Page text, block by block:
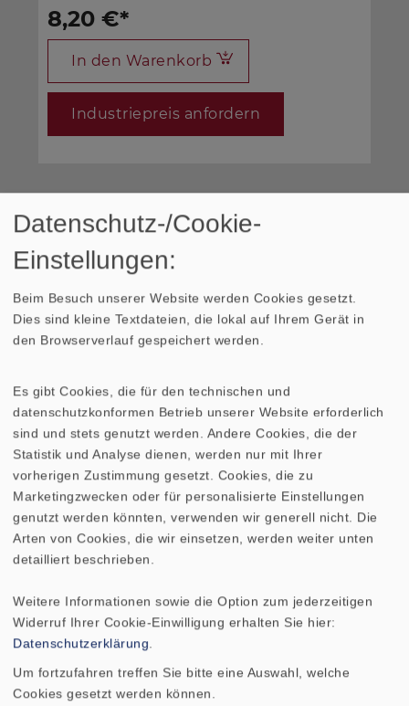
8,20 €*
In den Warenkorb
Industriepreis anfordern
*Bei den Preisen handelt es sich um Bruttopreise
für Privatkunden. Auf Anfrage erhalten Sie die
AMPLITUDEN- UND
IMPEDANZFREQUENZGANG
RICHTDIAGRAMM
Nennbelastbarkeit 2 W
Nennimpedanz Z 50 Ohm
Übertragungsbereich (-10
dB)
180–17000 Hz
Datenschutz-/Cookie-
Einstellungen:
Beim Besuch unserer Website werden Cookies gesetzt.
Dies sind kleine Textdateien, die lokal auf Ihrem Gerät in
den Browserverlauf gespeichert werden.
Es gibt Cookies, die für den technischen und
datenschutzkonformen Betrieb unserer Website erforderlich
sind und stets genutzt werden. Andere Cookies, die der
Statistik und Analyse dienen, werden nur mit Ihrer
vorherigen Zustimmung gesetzt. Cookies, die zu
Marketingzwecken oder für personalisierte Einstellungen
genutzt werden könnten, verwenden wir generell nicht. Die
Arten von Cookies, die wir einsetzen, werden weiter unten
detailliert beschrieben.
Weitere Informationen sowie die Option zum jederzeitigen
Widerruf Ihrer Cookie-Einwilligung erhalten Sie hier:
Datenschutzerklärung
Um fortzufahren treffen Sie bitte eine Auswahl, welche
Cookies gesetzt werden können.